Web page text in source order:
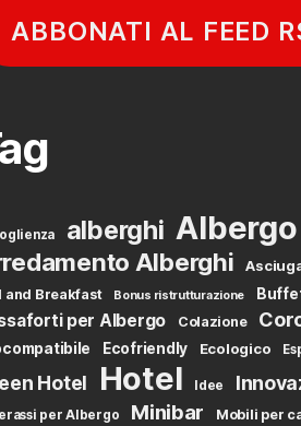
ABBONATI AL FEED
alberghi Albergo
Alberghi
and Breakfast Bonus ristrutturazione
per Albergo Colazione
Ecofriendly Ecologico
Hotel Hotel Idee
per Albergo Minibar Mobili per